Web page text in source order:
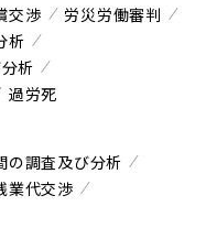
交渉
労災労働審判
析
析
過労死
の調査及び分析
業代交渉